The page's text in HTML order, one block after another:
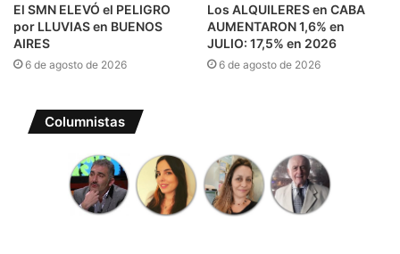
El SMN ELEVÓ el PELIGRO
por LLUVIAS en BUENOS
AIRES
6 de agosto de 2026
Los ALQUILERES en CABA
AUMENTARON 1,6% en
JULIO: 17,5% en 2026
6 de agosto de 2026
Columnistas